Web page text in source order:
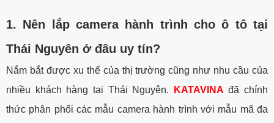
1. Nên lắp camera hành trình cho ô tô tại
Thái Nguyên ở đâu uy tín?
Nắm bắt được xu thế của thị trường cũng như nhu cầu của
nhiều khách hàng tại Thái Nguyên.
KATAVINA đã chính
thức phân phối các mẫu camera hành trình với mẫu mã đa